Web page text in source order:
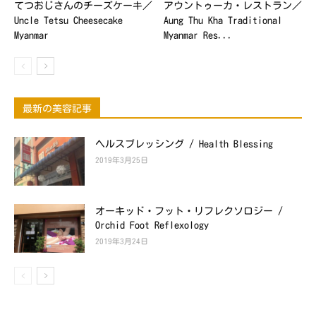
てつおじさんのチーズケーキ／
Uncle Tetsu Cheesecake
Myanmar
アウントゥーカ・レストラン／
Aung Thu Kha Traditional
Myanmar Res...
最新の美容記事
ヘルスブレッシング / Health Blessing
2019年3月25日
オーキッド・フット・リフレクソロジー /
Orchid Foot Reflexology
2019年3月24日